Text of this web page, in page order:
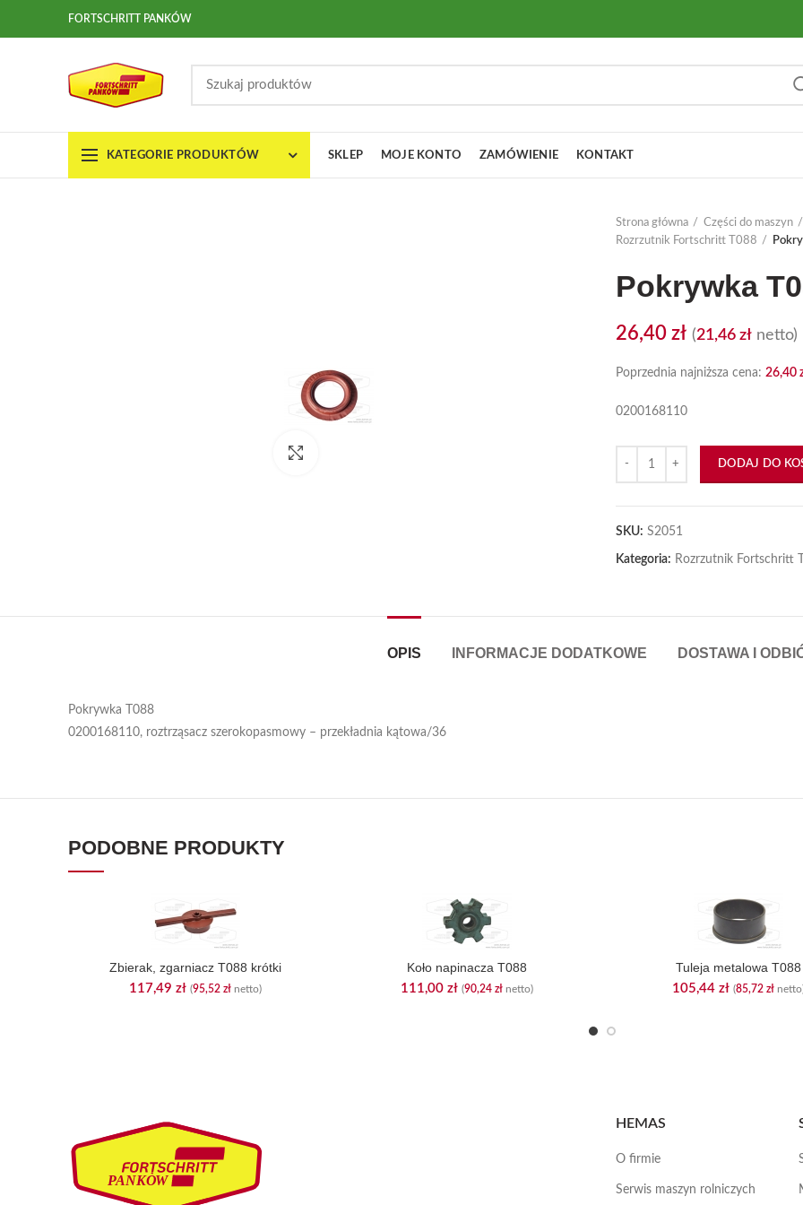
FORTSCHRITT PANKÓW
KATEGORIE PRODUKTÓW SKLEP MOJE KONTO ZAMÓWIENIE KONTAKT
Strona główna Części do maszyn
Rozrzutnik Fortschritt T088
Pokrywka
26,40 zł (21,46 zł netto)
Poprzednia najniższa cena: 26,40
0200168110
DODAJ DO
SKU: S2051
Kategoria: Rozrzutnik Fortschritt
OPIS INFORMACJE DODATKOWE DOSTAWA I
Pokrywka T088
0200168110, roztrząsacz szerokopasmowy – przekładnia kątowa/36
PODOBNE PRODUKTY
Zbierak, zgarniacz T088 krótki
117,49 zł (95,52 złnetto)
Koło napinacza T088
111,00 zł (90,24 złnetto)
Tuleja metalowa T088
105,44 zł (85,72 zł
HEMAS
O firmie
Serwis maszyn rolniczych